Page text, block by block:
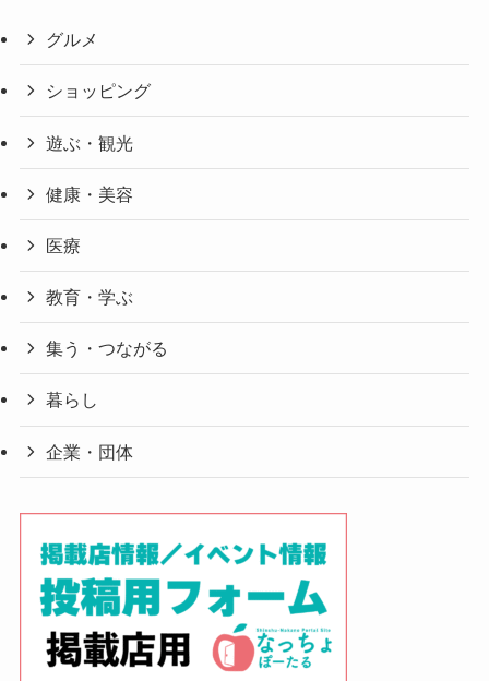
グルメ
ショッピング
遊ぶ・観光
健康・美容
医療
教育・学ぶ
集う・つながる
暮らし
企業・団体